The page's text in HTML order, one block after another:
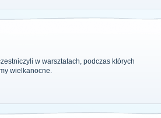
w warsztatach, podczas których
wielkanocne.